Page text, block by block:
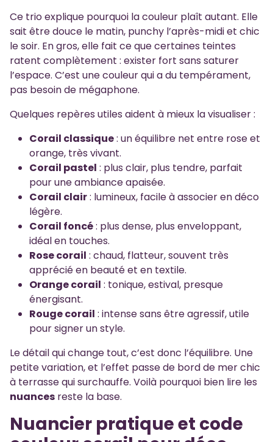
Ce trio explique pourquoi la couleur plaît autant. Elle
sait être douce le matin, punchy l’après-midi et chic
le soir. En gros, elle fait ce que certaines teintes
ratent complètement : exister fort sans saturer
l’espace. C’est une couleur qui a du tempérament,
pas besoin de mégaphone.
Quelques repères utiles aident à mieux la visualiser :
Corail classique: un équilibre net entre rose et
orange, très vivant.
Corail pastel : plus clair, plus tendre, parfait
pour une ambiance apaisée.
Corail clair: lumineux, facile à associer en déco
légère.
Corail foncé: plus dense, plus enveloppant,
idéal en touches.
Rose corail : chaud, flatteur, souvent très
apprécié en beauté et en textile.
Orange corail : tonique, estival, presque
énergisant.
Rouge corail : intense sans être agressif, utile
pour signer un style.
Le détail qui change tout, c’est donc l’équilibre. Une
petite variation, et l’effet passe de bord de mer chic
à terrasse qui surchauffe. Voilà pourquoi bien lire les
nuances reste la base.
Nuancier pratique et code